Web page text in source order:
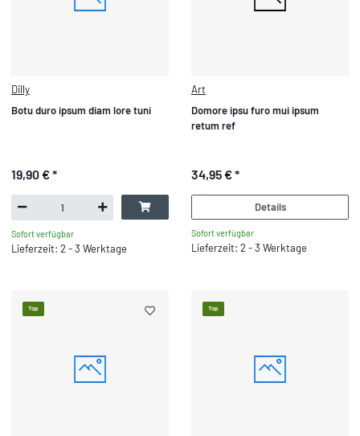
Dilly
Botu duro ipsum diam lore tuni
19,90 €*
Sofort verfügbar
Lieferzeit: 2 - 3 Werktage
Art
Domore ipsu furo mui ipsum
retum ref
34,95 €*
Details
Sofort verfügbar
Lieferzeit: 2 - 3 Werktage
Top Top